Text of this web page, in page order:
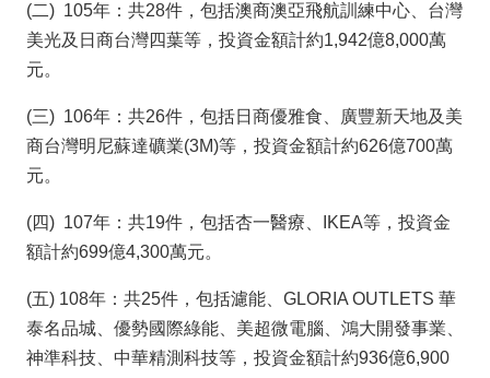
服
務
幫
投
資
回
首
頁
網
站
(二) 105年：共28件，包括澳商澳亞飛航訓練中心、台灣
美光及日商台灣四葉等，投資金額計約1,942億8,000萬
元。
(三) 106年：共26件，包括日商優雅食、廣豐新天地及美
商台灣明尼蘇達礦業(3M)等，投資金額計約626億700萬
元。
(四) 107年：共19件，包括杏一醫療、IKEA等，投資金
額計約699億4,300萬元。
(五) 108年：共25件，包括濾能、GLORIA OUTLETS 華
泰名品城、優勢國際綠能、美超微電腦、鴻大開發事業、
神準科技、中華精測科技等，投資金額計約936億6,900